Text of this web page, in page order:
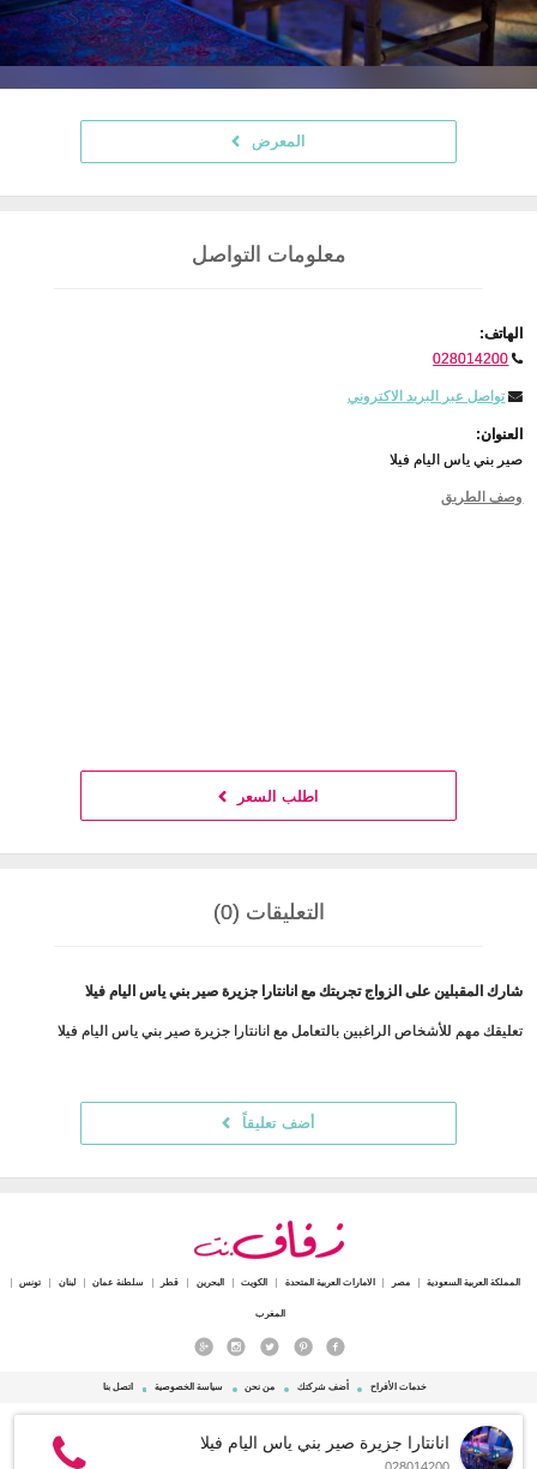
المعرض
معلومات التواصل
الهاتف:
028014200
تواصل عبر البريد الاكتروني
العنوان:
صير بني ياس اليام فيلا
وصف الطريق
اطلب السعر
التعليقات (0)
شارك المقبلين على الزواج تجربتك مع انانتارا جزيرة صير بني ياس اليام فيلا
تعليقك مهم للأشخاص الراغبين بالتعامل مع انانتارا جزيرة صير بني ياس اليام فيلا
أضف تعليقاً
انانتارا جزيرة صير بني ياس اليام فيلا
المملكة العربية السعودية مصر الامارات العربية المتحدة الكويت البحرين قطر سلطنة عمان لبنان تونس
المغرب
خدمات الأفراح أضف شركتك من نحن سياسة الخصوصية اتصل بنا